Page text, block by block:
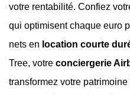
votre rentabilité. Confiez
qui optimisent chaque euro
nets en location courte
Tree, votre conciergerie
transformez votre